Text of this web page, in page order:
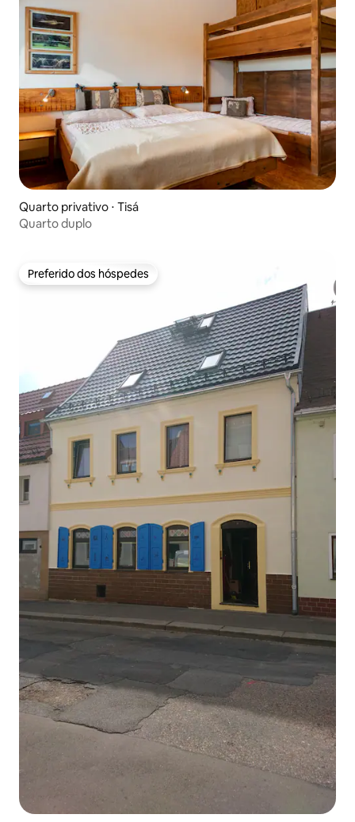
Quarto privativo ⋅ Tisá
Quarto duplo
Preferido dos hóspedes
Preferido dos hóspedes